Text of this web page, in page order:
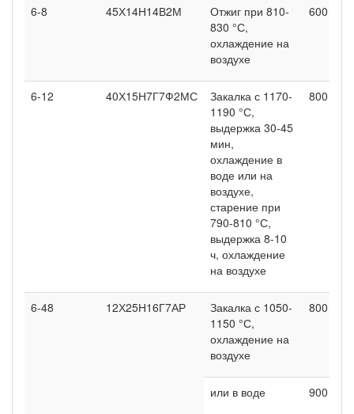
6-8 45Х14Н14В2М
Отжиг при 810-
830 °С,
охлаждение на
воздухе
600
6-12 40Х15Н7Г7Ф2МС
Закалка с 1170-
1190 °С,
выдержка 30-45
мин,
охлаждение в
воде или на
воздухе,
старение при
790-810 °С,
выдержка 8-10
ч, охлаждение
на воздухе
800
6-48 12Х25Н16Г7АР
Закалка с 1050-
1150 °С,
охлаждение на
воздухе
800
или в воде 900